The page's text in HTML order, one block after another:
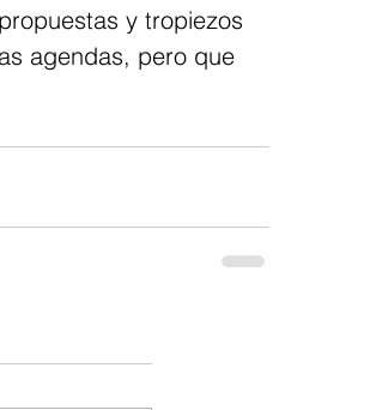
y tropiezos
agendas, pero que